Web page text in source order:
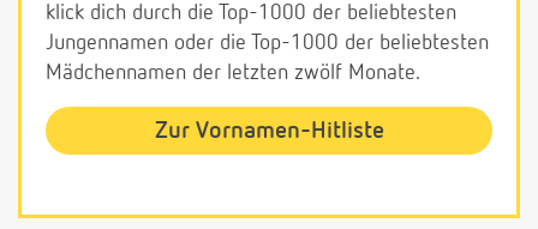
klick dich durch die Top-1000 der beliebtesten
Jungennamen oder die Top-1000 der beliebtesten
Mädchennamen der letzten zwölf Monate.
Zur Vornamen-Hitliste